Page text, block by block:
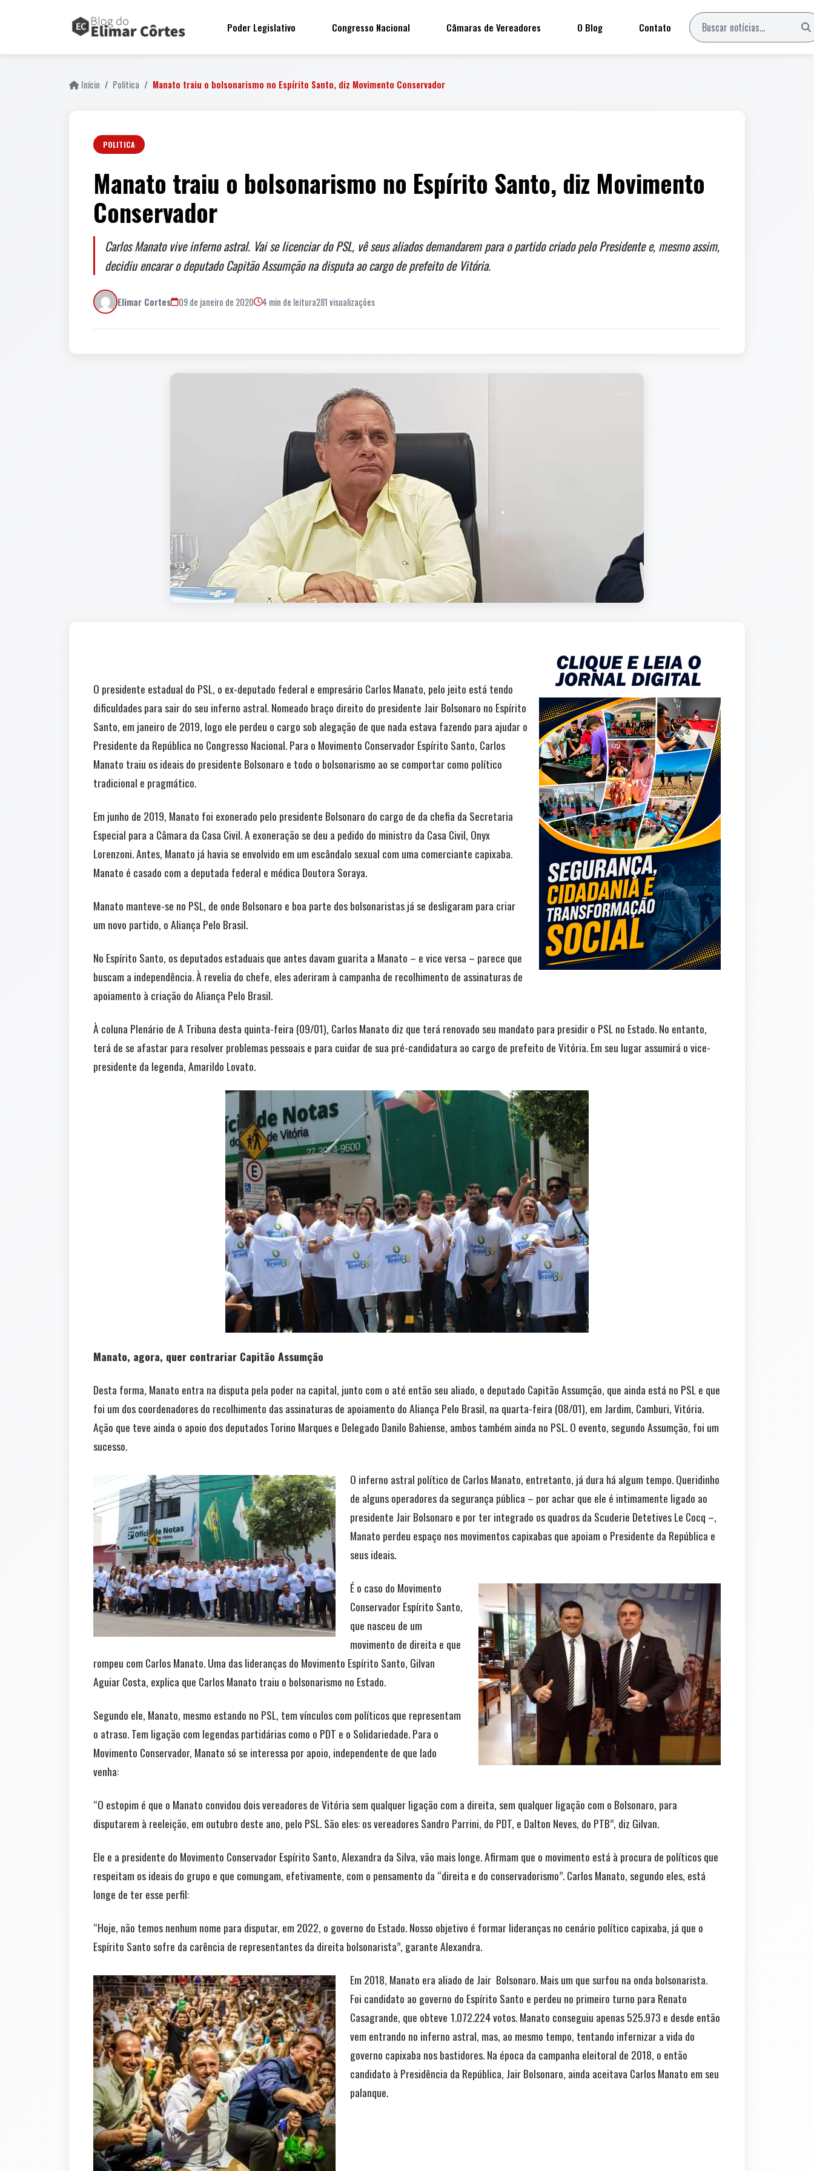
Poder Legislativo Congresso Nacional Câmaras de Vereadores O Blog Contato
Início Politica Manato traiu o bolsonarismo no Espírito Santo, diz Movimento Conservador
POLITICA
Manato traiu o bolsonarismo no Espírito Santo, diz Movimento
Conservador
Carlos Manato vive inferno astral. Vai se licenciar do PSL, vê seus aliados demandarem para o partido criado pelo Presidente e, mesmo assim,
decidiu encarar o deputado Capitão Assumção na disputa ao cargo de prefeito de Vitória.
Elimar Cortes 09 de janeiro de 2020 4 min de leitura281 visualizações
O presidente estadual do PSL, o ex-deputado federal e empresário Carlos Manato, pelo jeito está tendo
dificuldades para sair do seu inferno astral. Nomeado braço direito do presidente Jair Bolsonaro no Espírito
Santo, em janeiro de 2019, logo ele perdeu o cargo sob alegação de que nada estava fazendo para ajudar o
Presidente da República no Congresso Nacional. Para o Movimento Conservador Espírito Santo, Carlos
Manato traiu os ideais do presidente Bolsonaro e todo o bolsonarismo ao se comportar como político
tradicional e pragmático.
Em junho de 2019, Manato foi exonerado pelo presidente Bolsonaro do cargo de da chefia da Secretaria
Especial para a Câmara da Casa Civil. A exoneração se deu a pedido do ministro da Casa Civil, Onyx
Lorenzoni. Antes, Manato já havia se envolvido em um escândalo sexual com uma comerciante capixaba.
Manato é casado com a deputada federal e médica Doutora Soraya.
Manato manteve-se no PSL, de onde Bolsonaro e boa parte dos bolsonaristas já se desligaram para criar
um novo partido, o Aliança Pelo Brasil.
No Espírito Santo, os deputados estaduais que antes davam guarita a Manato – e vice versa – parece que
buscam a independência. À revelia do chefe, eles aderiram à campanha de recolhimento de assinaturas de
apoiamento à criação do Aliança Pelo Brasil.
À coluna Plenário de A Tribuna desta quinta-feira (09/01), Carlos Manato diz que terá renovado seu mandato para presidir o PSL no Estado. No entanto,
terá de se afastar para resolver problemas pessoais e para cuidar de sua pré-candidatura ao cargo de prefeito de Vitória. Em seu lugar assumirá o vice-
presidente da legenda, Amarildo Lovato.
Manato, agora, quer contrariar Capitão Assumção
Desta forma, Manato entra na disputa pela poder na capital, junto com o até então seu aliado, o deputado Capitão Assumção, que ainda está no PSL e que
foi um dos coordenadores do recolhimento das assinaturas de apoiamento do Aliança Pelo Brasil, na quarta-feira (08/01), em Jardim, Camburi, Vitória.
Ação que teve ainda o apoio dos deputados Torino Marques e Delegado Danilo Bahiense, ambos também ainda no PSL. O evento, segundo Assumção, foi um
sucesso.
O inferno astral político de Carlos Manato, entretanto, já dura há algum tempo. Queridinho
de alguns operadores da segurança pública – por achar que ele é intimamente ligado ao
presidente Jair Bolsonaro e por ter integrado os quadros da Scuderie Detetives Le Cocq –,
Manato perdeu espaço nos movimentos capixabas que apoiam o Presidente da República e
seus ideais.
É o caso do Movimento
Conservador Espírito Santo,
que nasceu de um
movimento de direita e que
rompeu com Carlos Manato. Uma das lideranças do Movimento Espírito Santo, Gilvan
Aguiar Costa, explica que Carlos Manato traiu o bolsonarismo no Estado.
Segundo ele, Manato, mesmo estando no PSL, tem vínculos com políticos que representam
o atraso. Tem ligação com legendas partidárias como o PDT e o Solidariedade. Para o
Movimento Conservador, Manato só se interessa por apoio, independente de que lado
venha:
“O estopim é que o Manato convidou dois vereadores de Vitória sem qualquer ligação com a direita, sem qualquer ligação com o Bolsonaro, para
disputarem à reeleição, em outubro deste ano, pelo PSL. São eles: os vereadores Sandro Parrini, do PDT, e Dalton Neves, do PTB”, diz Gilvan.
Ele e a presidente do Movimento Conservador Espírito Santo, Alexandra da Silva, vão mais longe. Afirmam que o movimento está à procura de políticos que
respeitam os ideais do grupo e que comungam, efetivamente, com o pensamento da “direita e do conservadorismo”. Carlos Manato, segundo eles, está
longe de ter esse perfil:
“Hoje, não temos nenhum nome para disputar, em 2022, o governo do Estado. Nosso objetivo é formar lideranças no cenário político capixaba, já que o
Espírito Santo sofre da carência de representantes da direita bolsonarista”, garante Alexandra.
Em 2018, Manato era aliado de Jair Bolsonaro. Mais um que surfou na onda bolsonarista.
Foi candidato ao governo do Espírito Santo e perdeu no primeiro turno para Renato
Casagrande, que obteve 1.072.224 votos. Manato conseguiu apenas 525.973 e desde então
vem entrando no inferno astral, mas, ao mesmo tempo, tentando infernizar a vida do
governo capixaba nos bastidores. Na época da campanha eleitoral de 2018, o então
candidato à Presidência da República, Jair Bolsonaro, ainda aceitava Carlos Manato em seu
palanque.